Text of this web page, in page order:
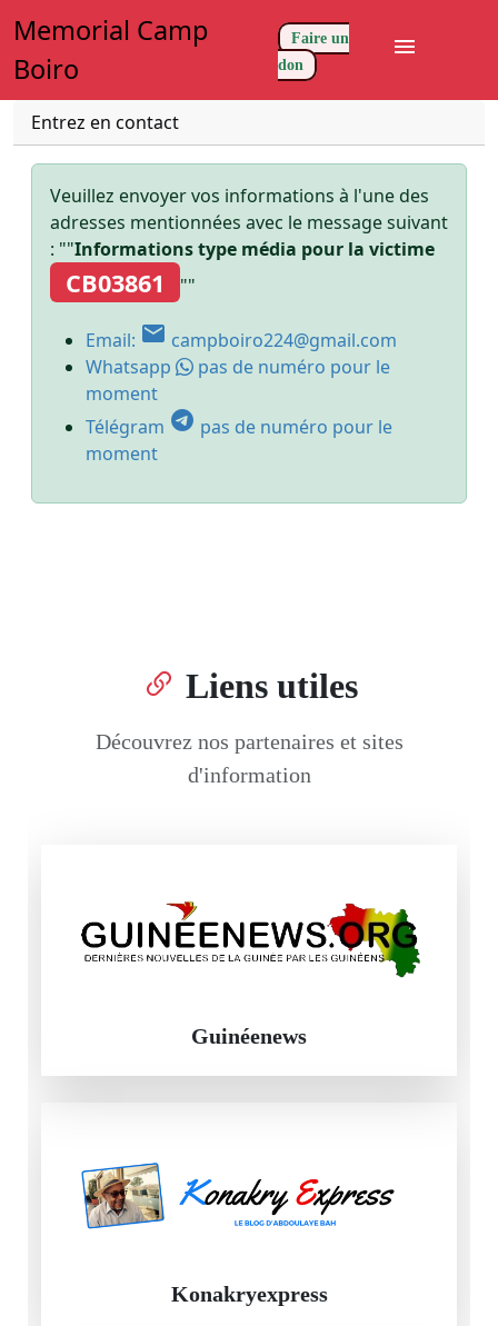
Memorial Camp
Boiro
Faire un
don
menu
Entrez en contact
Veuillez envoyer vos informations à l'une des
adresses mentionnées avec le message suivant
: ""Informations type média pour la victime
CB03861 ""
Email: email campboiro224@gmail.com
Whatsapp
pas de numéro pour le
moment
Télégram telegram pas de numéro pour le
moment
Liens utiles
Découvrez nos partenaires et sites
d'information
Guinéenews
Konakryexpress